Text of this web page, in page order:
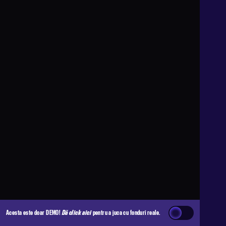
Acesta este doar DEMO!Dă click aicipentru a juca cu fonduri reale.